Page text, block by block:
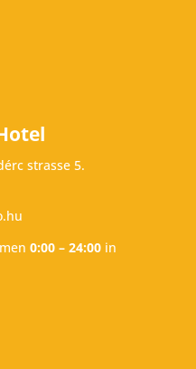
strasse 5.
0:00 – 24:00in